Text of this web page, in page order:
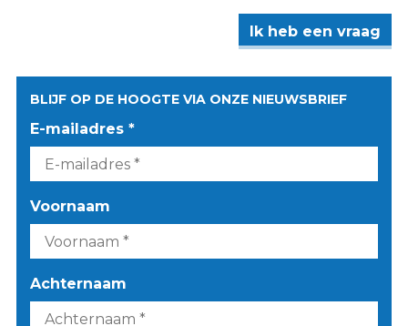
Ik heb een vraag
BLIJF OP DE HOOGTE VIA ONZE NIEUWSBRIEF
E-mailadres *
Voornaam
Achternaam